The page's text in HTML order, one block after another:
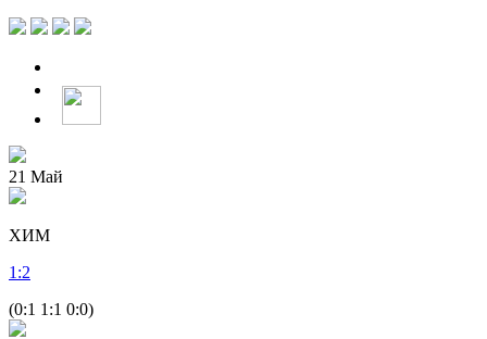
21 Май
ХИМ
1 :2
(0:1 1:1 0:0)